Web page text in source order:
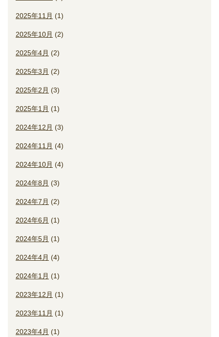
2025年11月 (1)
2025年10月 (2)
2025年4月 (2)
2025年3月 (2)
2025年2月 (3)
2025年1月 (1)
2024年12月 (3)
2024年11月 (4)
2024年10月 (4)
2024年8月 (3)
2024年7月 (2)
2024年6月 (1)
2024年5月 (1)
2024年4月 (4)
2024年1月 (1)
2023年12月 (1)
2023年11月 (1)
2023年4月 (1)